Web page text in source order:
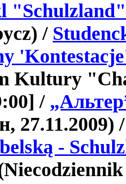
"Schulzland"
) /
'Kontestacje
Kultury
/
27.11.2009)
ą -
Niecodziennik